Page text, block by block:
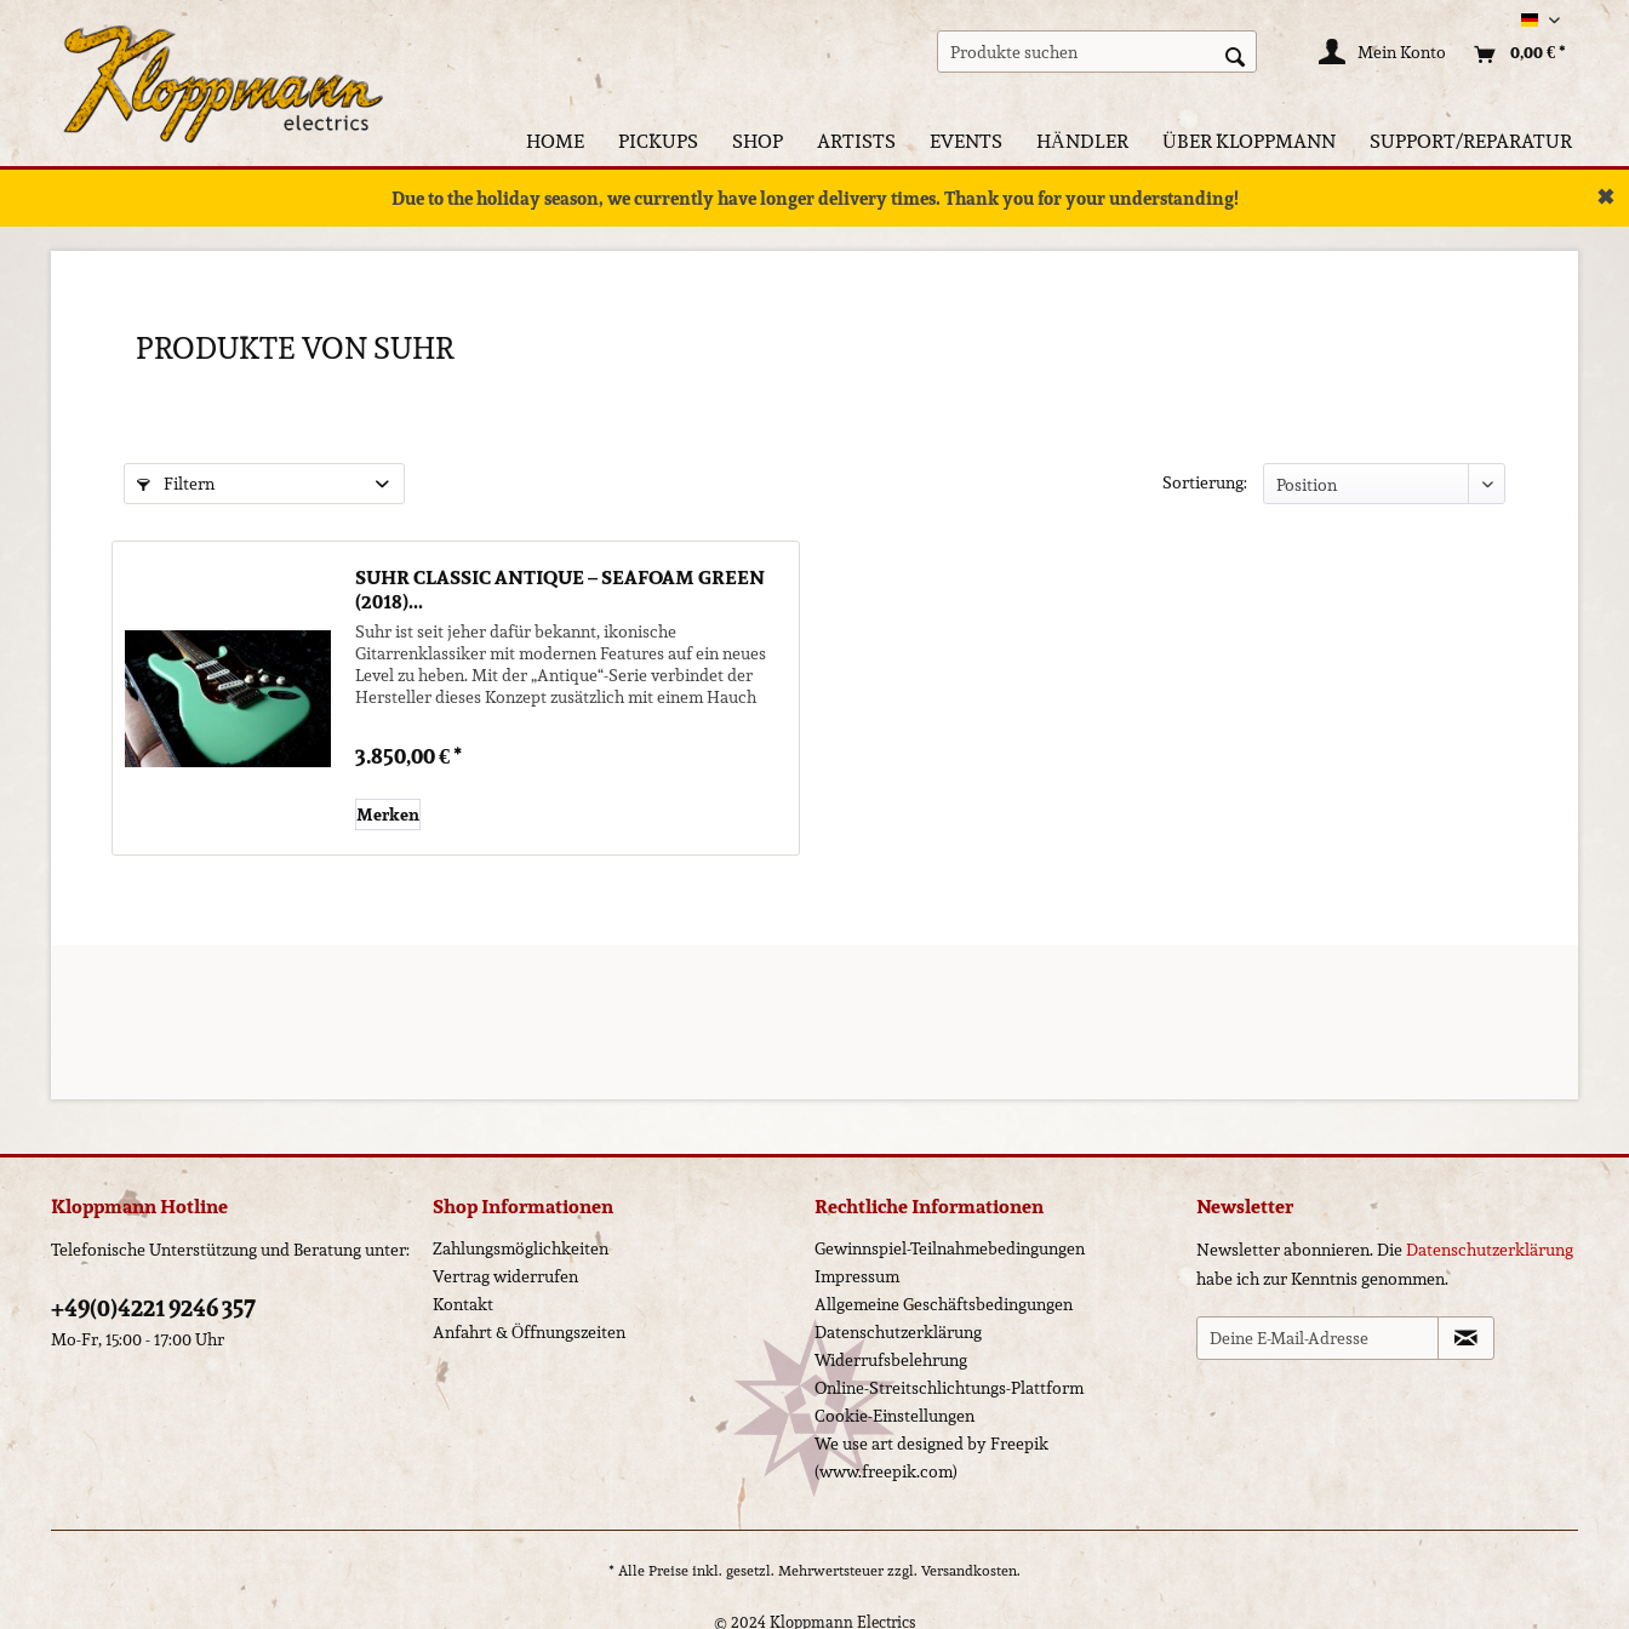
Deutsch
Mein Konto
0,00 € *
HOME PICKUPS SHOP ARTISTS EVENTS HÄNDLER ÜBER KLOPPMANN SUPPORT/REPARATUR
Due to the holiday season, we currently have longer delivery times. Thank you for your understanding! ✖
PRODUKTE VON SUHR
Filtern Sortierung:
SUHR CLASSIC ANTIQUE – SEAFOAM GREEN
(2018)...
Suhr ist seit jeher dafür bekannt, ikonische
Gitarrenklassiker mit modernen Features auf ein neues
Level zu heben. Mit der „Antique“-Serie verbindet der
Hersteller dieses Konzept zusätzlich mit einem Hauch
3.850,00 € *
Merken
Kloppmann Hotline
Telefonische Unterstützung und Beratung unter:
+49(0)4221 9246 357
Mo-Fr, 15:00 - 17:00 Uhr
Shop Informationen
Zahlungsmöglichkeiten
Vertrag widerrufen
Kontakt
Anfahrt & Öffnungszeiten
Rechtliche Informationen
Gewinnspiel-Teilnahmebedingungen
Impressum
Allgemeine Geschäftsbedingungen
Datenschutzerklärung
Widerrufsbelehrung
Online-Streitschlichtungs-Plattform
Cookie-Einstellungen
We use art designed by Freepik
(www.freepik.com)
Newsletter
Newsletter abonnieren. DieDatenschutzerklärung
habe ich zur Kenntnis genommen.
* Alle Preise inkl. gesetzl. Mehrwertsteuer zzgl. Versandkosten.
© 2024 Kloppmann Electrics